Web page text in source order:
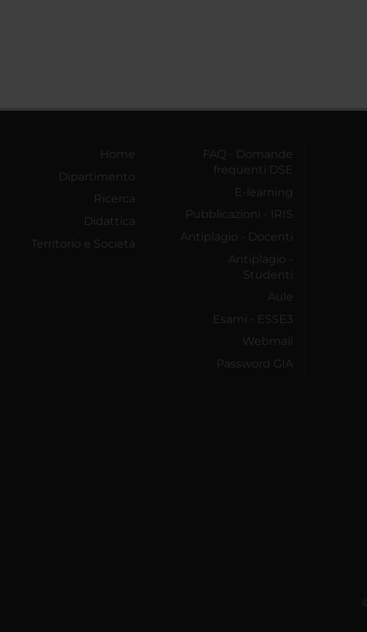
Home
Dipartimento
Ricerca
Didattica
Territorio e Società
FAQ - Domande
frequenti DSE
E-learning
Pubblicazioni - IRIS
Antiplagio - Docenti
Antiplagio -
Studenti
Aule
Esami - ESSE3
Webmail
Password GIA